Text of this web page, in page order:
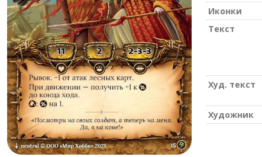
Иконки
Текст
Худ. текст
Художник